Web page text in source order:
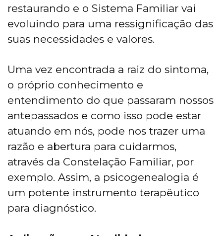
restaurando e o Sistema Familiar vai
evoluindo para uma ressignificação das
suas necessidades e valores.
Uma vez encontrada a raiz do sintoma,
o próprio conhecimento e
entendimento do que passaram nossos
antepassados e como isso pode estar
atuando em nós, pode nos trazer uma
razão e abertura para cuidarmos,
através da Constelação Familiar, por
exemplo. Assim, a psicogenealogia é
um potente instrumento terapêutico
para diagnóstico.